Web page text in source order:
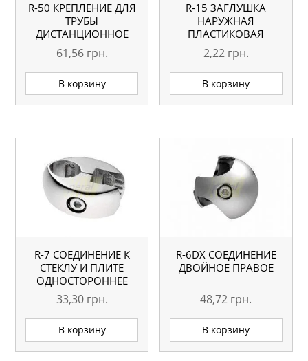
R-50 КРЕПЛЕНИЕ ДЛЯ
ТРУБЫ
ДИСТАНЦИОННОЕ
61,56 грн.
В корзину
R-15 ЗАГЛУШКА
НАРУЖНАЯ
ПЛАСТИКОВАЯ
2,22 грн.
В корзину
R-7 СОЕДИНЕНИЕ К
СТЕКЛУ И ПЛИТЕ
ОДНОСТОРОННЕЕ
33,30 грн.
В корзину
R-6DX СОЕДИНЕНИЕ
ДВОЙНОЕ ПРАВОЕ
48,72 грн.
В корзину